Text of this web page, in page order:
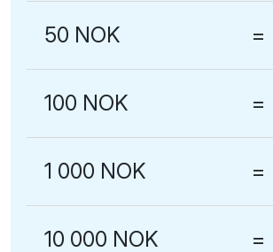
50 NOK =
100 NOK =
1 000 NOK =
10 000 NOK =